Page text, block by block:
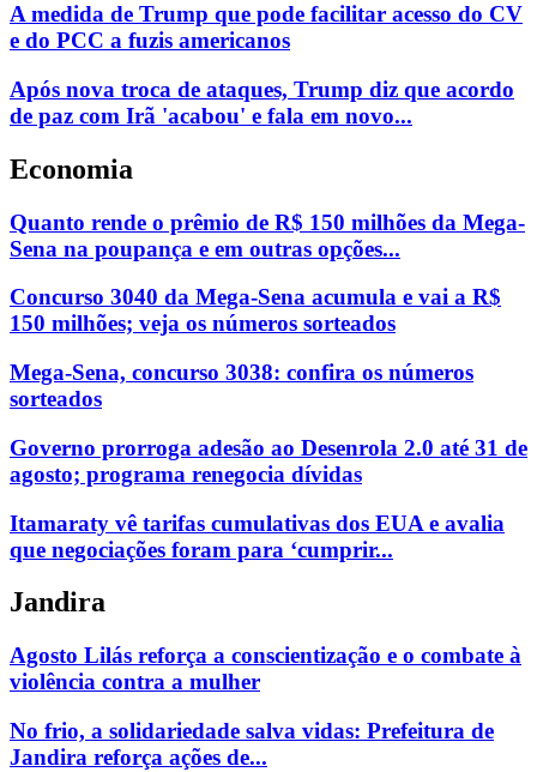
A medida de Trump que pode facilitar acesso do CV
e do PCC a fuzis americanos
Após nova troca de ataques, Trump diz que acordo
de paz com Irã 'acabou' e fala em novo...
Economia
Quanto rende o prêmio de R$ 150 milhões da Mega-
Sena na poupança e em outras opções...
Concurso 3040 da Mega-Sena acumula e vai a R$
150 milhões; veja os números sorteados
Mega-Sena, concurso 3038: confira os números
sorteados
Governo prorroga adesão ao Desenrola 2.0 até 31 de
agosto; programa renegocia dívidas
Itamaraty vê tarifas cumulativas dos EUA e avalia
que negociações foram para ‘cumprir...
Jandira
Agosto Lilás reforça a conscientização e o combate à
violência contra a mulher
No frio, a solidariedade salva vidas: Prefeitura de
Jandira reforça ações de...